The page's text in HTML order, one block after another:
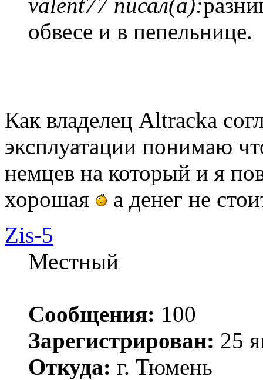
обвесе и в пепельнице.
Как владелец Altracka
эксплуатации понимаю
немцев на который и я
хорошая
а денег не
Zis-5
Местный
Сообщения: 100
Зарегистрирован: 25
Откуда: г. Тюмень